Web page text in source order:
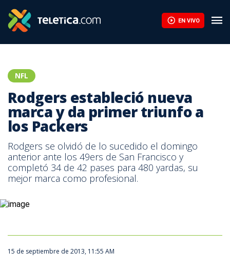
EN VIVO
NFL
Rodgers estableció nueva
marca y da primer triunfo a
los Packers
Rodgers se olvidó de lo sucedido el domingo
anterior ante los 49ers de San Francisco y
completó 34 de 42 pases para 480 yardas, su
mejor marca como profesional.
15 de septiembre de 2013, 11:55 AM